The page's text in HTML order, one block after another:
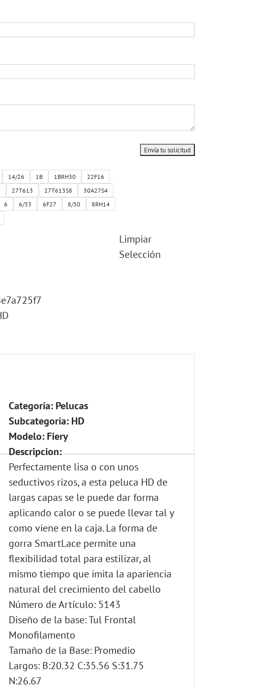
14/26 1B 1BRH30
22F16
27T613 27T613S8
30A27S4
6 6/33 6F27 8/30
8RH14
Limpiar
Selección
Categoría: Pelucas
Subcategoría: HD
Modelo: Fiery
Descripcion:
Perfectamente lisa o con unos
seductivos rizos, a esta peluca HD de
largas capas se le puede dar forma
aplicando calor o se puede llevar tal y
como viene en la caja. La forma de
gorra SmartLace permite una
flexibilidad total para estilizar, al
mismo tiempo que imita la apariencia
natural del crecimiento del cabello
Número de Artículo: 5143
Diseño de la base: Tul Frontal
Monofilamento
Tamaño de la Base: Promedio
Largos: B:20.32 C:35.56 S:31.75
N:26.67